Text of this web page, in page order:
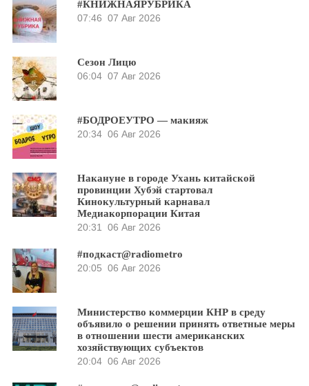
#КНИЖНАЯРУБРИКА
07:46 07 Авг 2026
Сезон Лицю
06:04 07 Авг 2026
#БОДРОЕУТРО — макияж
20:34 06 Авг 2026
Накануне в городе Ухань китайской
провинции Хубэй стартовал
Кинокультурный карнавал
Медиакорпорации Китая
20:31
06 Авг 2026
#подкаст@radiometro
20:05 06 Авг 2026
Министерство коммерции КНР в среду
объявило о решении принять ответные меры
в отношении шести американских
хозяйствующих субъектов
20:04 06 Авг 2026